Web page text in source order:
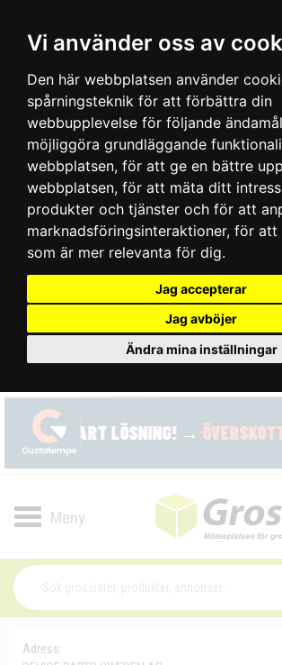
Vi använder oss av
Den här webbplatsen använder
spårningsteknik för att förbättra din
webbupplevelse för följande
möjliggöra grundläggande
webbplatsen, för att ge en bättre
webbplatsen, för att mäta ditt
produkter och tjänster och för att
marknadsföringsinteraktioner, för att
som är mer relevanta för dig.
Jag accepterar
Jag avböjer
Ändra mina inställningar
Toggle
Adress: